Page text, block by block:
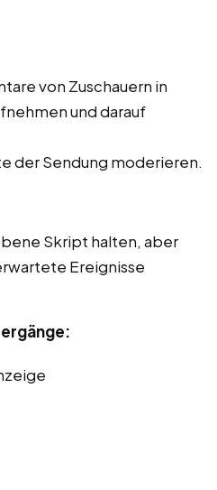
von Zuschauern in
und darauf
der Sendung moderieren.
Skript halten, aber
Ereignisse